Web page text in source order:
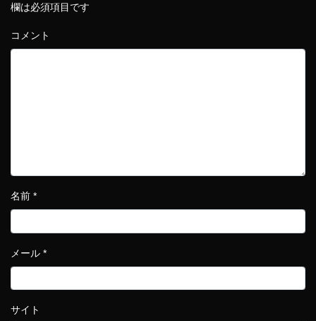
欄は必須項目です
コメント
名前 *
メール *
サイト